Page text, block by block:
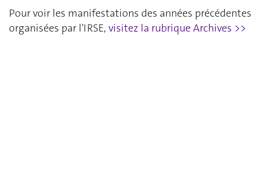
Pour voir les manifestations des années précédentes
organisées par l'IRSE, visitez la rubrique Archives >>